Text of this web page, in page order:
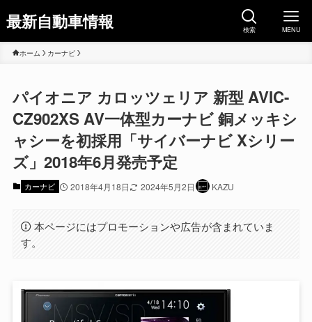
最新自動車情報 検索 MENU
ホーム カーナビ
パイオニア カロッツェリア 新型 AVIC-
CZ902XS AV一体型カーナビ 銅メッキシ
ャシーを初採用「サイバーナビ Xシリー
ズ」2018年6月発売予定
カーナビ 2018年4月18日 2024年5月2日 KAZU
本ページにはプロモーションや広告が含まれていま
す。